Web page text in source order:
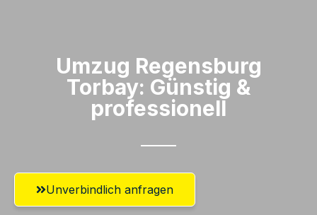
Umzug Regensburg​
Torbay: Günstig &
professionell​
Unverbindlich anfragen